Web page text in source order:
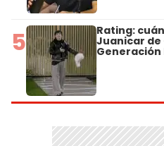
5 Rating:
Juanicar de
Generación